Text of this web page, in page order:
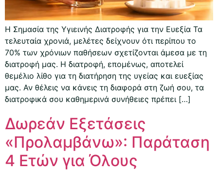
Η Σημασία της Υγιεινής Διατροφής για την Ευεξία Τα
τελευταία χρονιά, μελέτες δείχνουν ότι περίπου το
70% των χρόνιων παθήσεων σχετίζονται άμεσα με τη
διατροφή μας. Η διατροφή, επομένως, αποτελεί
θεμέλιο λίθο για τη διατήρηση της υγείας και ευεξίας
μας. Αν θέλεις να κάνεις τη διαφορά στη ζωή σου, τα
διατροφικά σου καθημερινά συνήθειες πρέπει […]
Δωρεάν Εξετάσεις
«Προλαμβάνω»: Παράταση
4 Ετών για Όλους